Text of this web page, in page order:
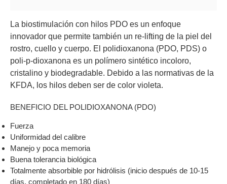
La biostimulación con hilos PDO es un enfoque
innovador que permite también un re-lifting de la piel del
rostro, cuello y cuerpo. El polidioxanona (PDO, PDS) o
poli-p-dioxanona es un polímero sintético incoloro,
cristalino y biodegradable. Debido a las normativas de la
KFDA, los hilos deben ser de color violeta.
BENEFICIO DEL POLIDIOXANONA (PDO)
Fuerza
Uniformidad del calibre
Manejo y poca memoria
Buena tolerancia biológica
Totalmente absorbible por hidrólisis (inicio después de 10-15
días, completado en 180 días)